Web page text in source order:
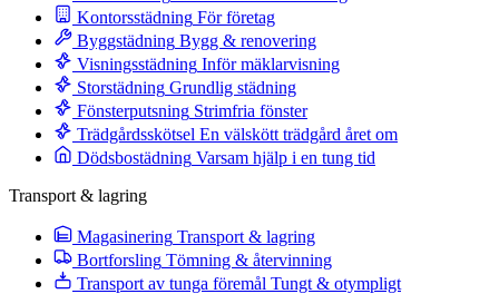
Kontorsstädning För företag
Byggstädning Bygg & renovering
Visningsstädning Inför mäklarvisning
Storstädning Grundlig städning
Fönsterputsning Strimfria fönster
Trädgårdsskötsel En välskött trädgård året om
Dödsbostädning Varsam hjälp i en tung tid
Transport & lagring
Magasinering Transport & lagring
Bortforsling Tömning & återvinning
Transport av tunga föremål Tungt & otympligt